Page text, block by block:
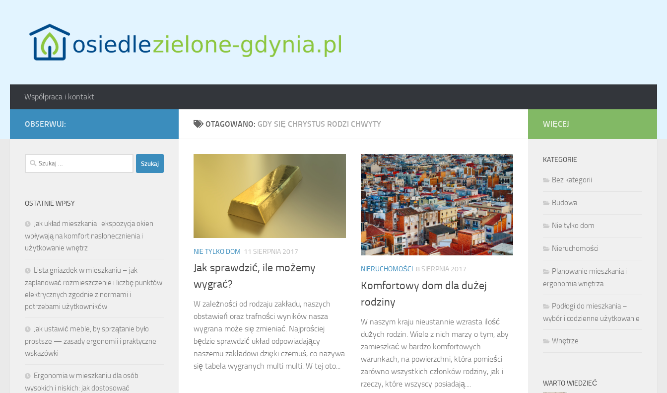
Współpraca i kontakt
OTAGOWANO: GDY SIĘ CHRYSTUS RODZI CHWYTY
NIE TYLKO DOM 11 SIERPNIA 2017
Jak sprawdzić, ile możemy
wygrać?
W zależności od rodzaju zakładu, naszych
obstawień oraz trafności wyników nasza
wygrana może się zmieniać. Najprościej
będzie sprawdzić układ odpowiadający
naszemu zakładowi dzięki czemuś, co nazywa
się tabela wygranych multi multi. W tej oto...
NIERUCHOMOŚCI 8 SIERPNIA 2017
Komfortowy dom dla dużej
rodziny
W naszym kraju nieustannie wzrasta ilość
dużych rodzin. Wiele z nich marzy o tym, aby
zamieszkać w bardzo komfortowych
warunkach, na powierzchni, która pomieści
zarówno wszystkich członków rodziny, jak i
rzeczy, które wszyscy posiadają....
OBSERWUJ:
Szukaj:
OSTATNIE WPISY
Jak układ mieszkania i ekspozycja okien
wpływają na komfort nasłonecznienia i
użytkowanie wnętrz
Lista gniazdek w mieszkaniu – jak
zaplanować rozmieszczenie i liczbę punktów
elektrycznych zgodnie z normami i
potrzebami użytkowników
Jak ustawić meble, by sprzątanie było
prostsze — zasady ergonomii i praktyczne
wskazówki
Ergonomia w mieszkaniu dla osób
wysokich i niskich: jak dostosować
WIĘCEJ
KATEGORIE
Bez kategorii
Budowa
Nie tylko dom
Nieruchomości
Planowanie mieszkania i
ergonomia wnętrza
Podłogi do mieszkania –
wybór i codzienne użytkowanie
Wnętrze
WARTO WIEDZIEĆ